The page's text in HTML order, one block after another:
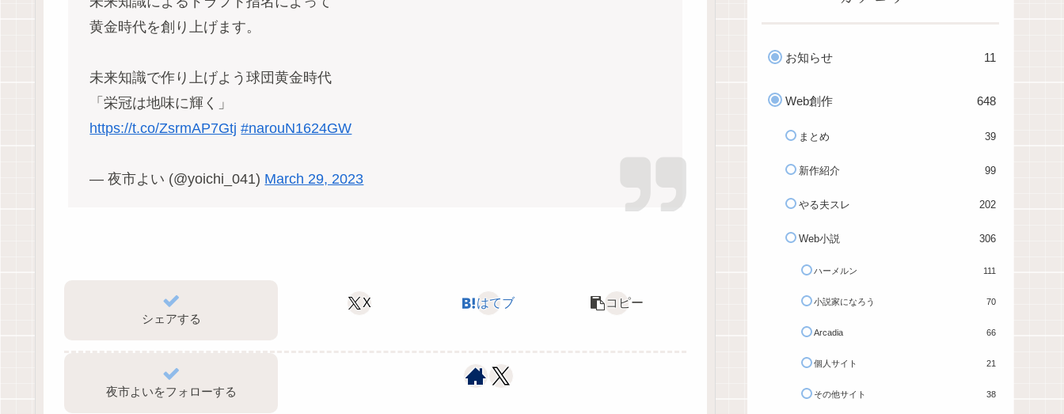
黄金時代を創り上げます。
未来知識で作り上げよう球団黄金時代
「栄冠は地味に輝く」
https://t.co/ZsrmAP7Gtj #narouN1624GW
— 夜市よい (@yoichi_041) March 29, 2023
シェアする
X はてブ コピー
夜市よいをフォローする
お知らせ 11
Web創作 648
まとめ 39
新作紹介 99
やる夫スレ 202
Web小説 306
ハーメルン 111
小説家になろう 70
Arcadia 66
個人サイト 21
その他サイト 38